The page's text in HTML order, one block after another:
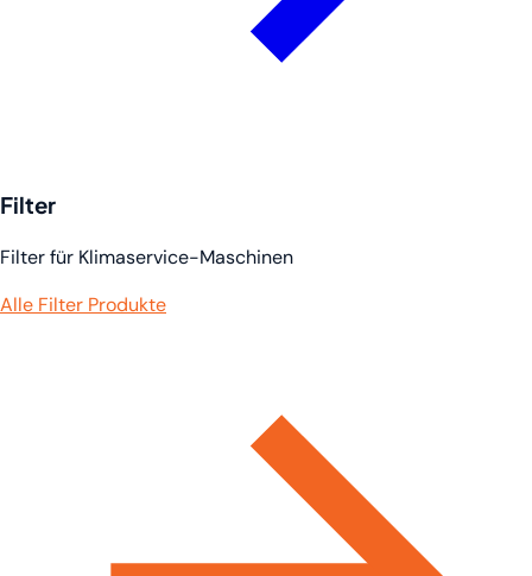
Filter
Filter für Klimaservice-Maschinen
Alle Filter Produkte